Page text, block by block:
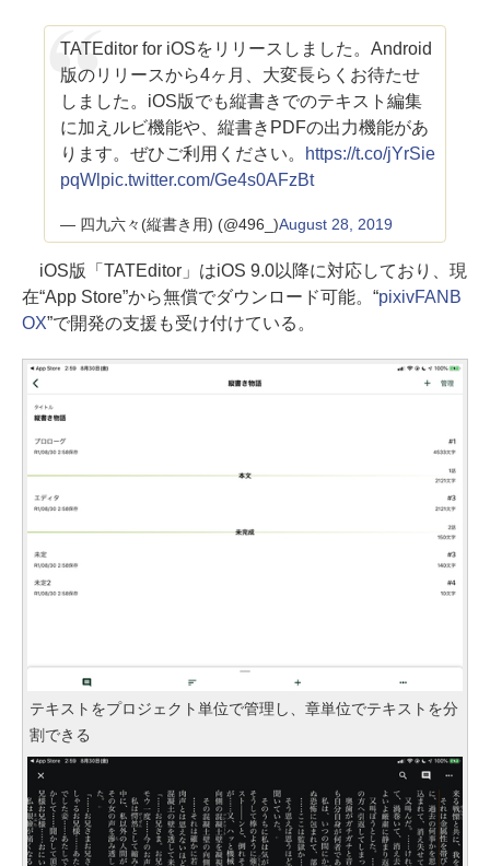
TATEditor for iOSをリリースしました。Android
版のリリースから4ヶ月、大変長らくお待たせ
しました。iOS版でも縦書きでのテキスト編集
に加えルビ機能や、縦書きPDFの出力機能があ
ります。ぜひご利用ください。
https://t.co/jYrSie
pqWl pic.twitter.com/Ge4s0AFzBt
— 四九六々(縦書き用) (@496_)August 28, 2019
iOS版「TATEditor」はiOS 9.0以降に対応しており、現
在“App Store”から無償でダウンロード可能。“pixivFANB
OX”で開発の支援も受け付けている。
テキストをプロジェクト単位で管理し、章単位でテキストを分
割できる